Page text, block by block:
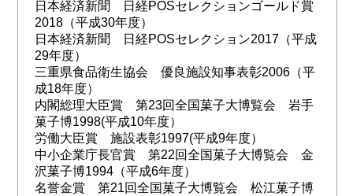
日本経済新聞 日経POSセレクションゴールド賞
2018（平成30年度）
日本経済新聞 日経POSセレクション2017（平成
29年度）
三重県食品衛生協会 優良施設知事表彰2006（平
成18年度）
内閣総理大臣賞 第23回全国菓子大博覧会 岩手
菓子博1998(平成10年度）
労働大臣賞 施設表彰1997(平成9年度）
中小企業庁長官賞 第22回全国菓子大博覧会 金
沢菓子博1994（平成6年度）
名誉金賞 第21回全国菓子大博覧会 松江菓子博